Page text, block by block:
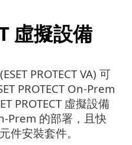
虛擬設備
PROTECT VA) 可
PROTECT On-Prem
PROTECT 虛擬設備
Prem 的部署，且快
件安裝套件。